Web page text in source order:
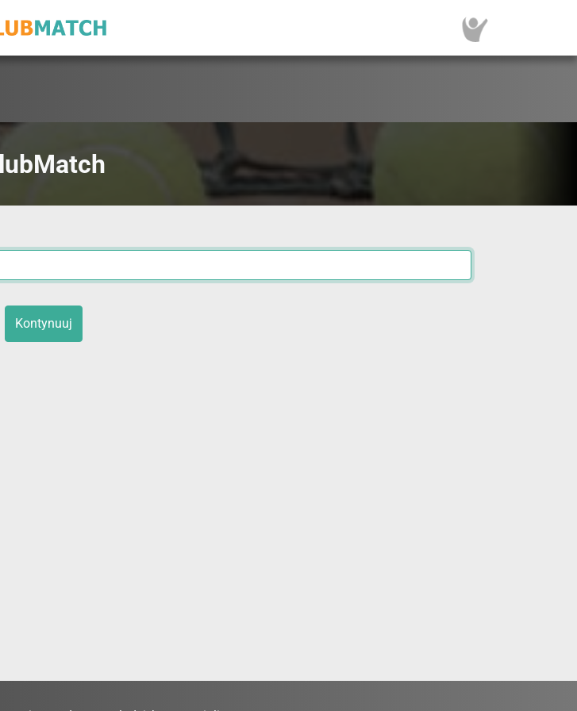
Kontynuuj